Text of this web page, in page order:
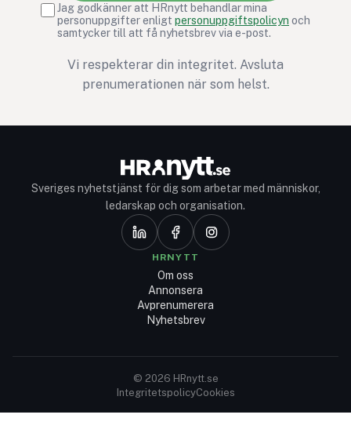
Jag godkänner att HRnytt behandlar mina
personuppgifter enligt personuppgiftspolicyn och
samtycker till att få nyhetsbrev via e-post.
Vi respekterar din integritet. Avsluta
prenumerationen när som helst.
Sveriges nyhetstjänst för dig som arbetar med människor,
ledarskap och organisation.
HRNYTT
Om oss
Annonsera
Avprenumerera
Nyhetsbrev
© 2026 HRnytt.se
IntegritetspolicyCookies